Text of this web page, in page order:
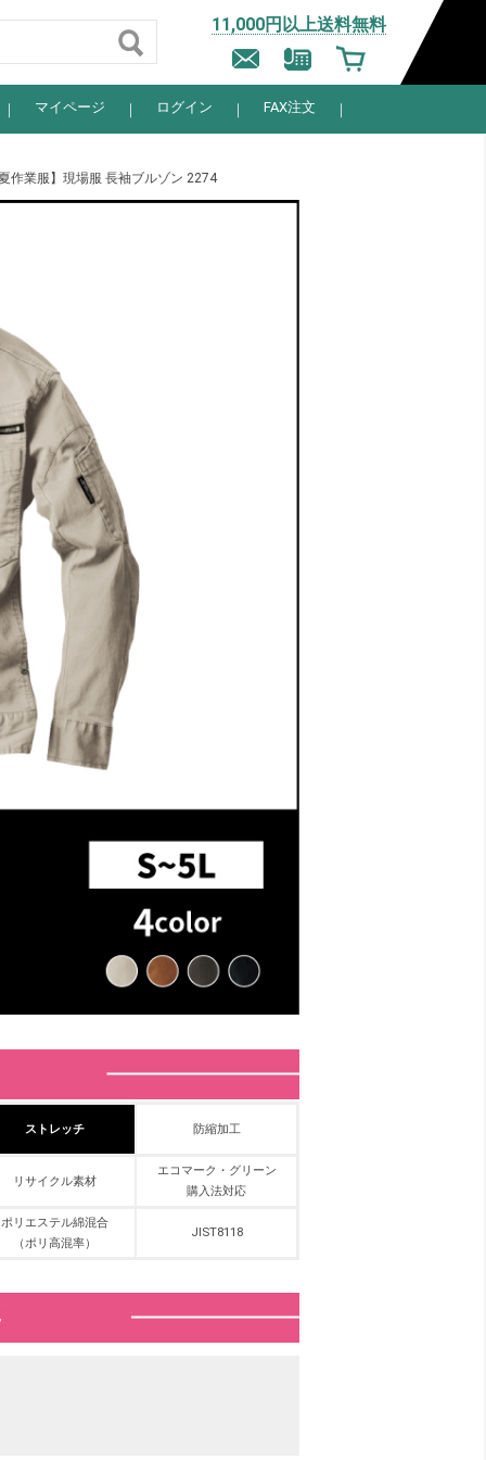
11,000円以上送料無料
マイページ ログイン FAX注文
作業服】現場服 長袖ブルゾン 2274
ストレッチ 防縮加工
リサイクル素材
エコマーク・グリーン
購入法対応
ポリエステル綿混合
（ポリ高混率）
JIST8118